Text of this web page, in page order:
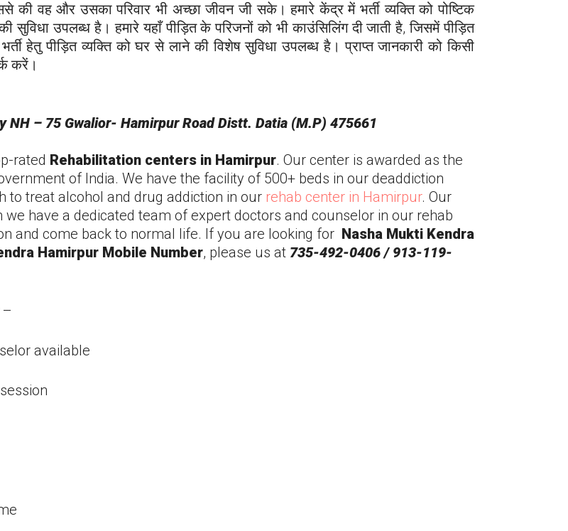
वह और उसका परिवार भी अच्छा जीवन जी सके। हमारे केंद्र में भर्ती व्यक्ति को पोष्टिक
सुविधा उपलब्ध है। हमारे यहाँ पीड़ित के परिजनों को भी काउंसिलिंग दी जाती है, जिसमें पीड़ित
हेतु पीड़ित व्यक्ति को घर से लाने की विशेष सुविधा उपलब्ध है। प्राप्त जानकारी को किसी
करें।
NH – 75 Gwalior- HamirpurRoad Distt. Datia (M.P) 475661
rated Rehabilitation centers in Hamirpur. Our center is awarded as the
of India. We have the facility of 500+ beds in our deaddiction
to treat alcohol and drug addiction in our rehab center in Hamirpur. Our
have a dedicated team of expert doctors and counselor in our rehab
and come back to normal life. If you are looking for Nasha Mukti Kendra
Hamirpur Mobile Number, please us at 735-492-0406 / 913-119-
–
available